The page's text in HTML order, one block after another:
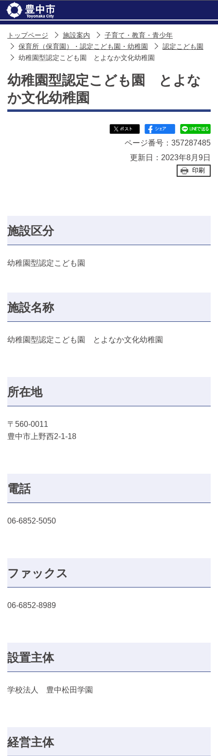
トップページ 施設案内
子育て・教育・青少年
保育所（保育園）・認定こども園・幼稚園
認定こども園
幼稚園型認定こども園 とよなか文化幼稚園
幼稚園型認定こども園 とよな
か文化幼稚園
ページ番号：357287485
更新日：2023年8月9日
印刷
施設区分
幼稚園型認定こども園
施設名称
幼稚園型認定こども園 とよなか文化幼稚園
所在地
〒560-0011
豊中市上野西2-1-18
電話
06-6852-5050
ファックス
06-6852-8989
設置主体
学校法人 豊中松田学園
経営主体